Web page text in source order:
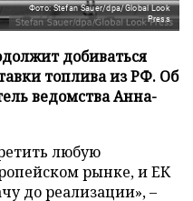
Фото: Stefan Sauer/dpa/Global Look
Press
добиваться
топлива из РФ. Об
ведомства Анна-
любую
рынке, и ЕК
до реализации», –